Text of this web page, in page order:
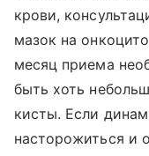
крови,
мазок на
месяц приема
быть хоть
кисты. Если
насторожиться и